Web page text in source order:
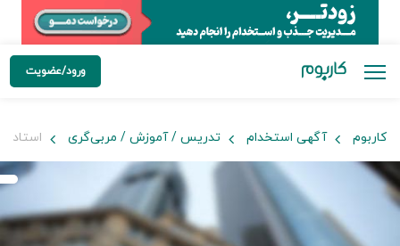
ورود/عضویت
کاربوم آگهی استخدام تدریس / آموزش / مربی‌گری استاد